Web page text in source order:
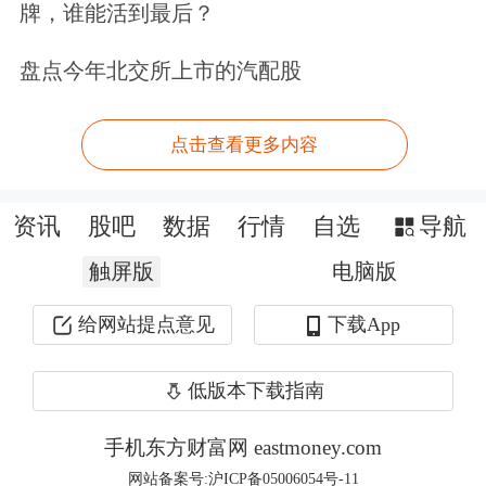
的格局。国际能源署预计，2025—2027
年，俄罗斯动力煤和冶金煤产量及出口
产量继续减少3%至4.16亿吨，出口量减
4.16亿吨，出口量为1.80亿吨；2027年
煤炭产量为4.12亿吨，出口量为1.78亿
吨。与2024年相比，3年内煤炭产量将
下降3.5%，出口量将下降10.6%。
区。俄乌冲突期间，俄罗斯煤炭的销售
牌，谁能活到最后？
盘点今年北交所上市的汽配股
点击查看更多内容
资讯 股吧 数据 行情 自选 导航
触屏版 电脑版
给网站提点意见 下载App
低版本下载指南
手机东方财富网 eastmoney.com
网站备案号:沪ICP备05006054号-11